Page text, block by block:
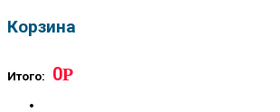
Корзина
Итого: 0Р